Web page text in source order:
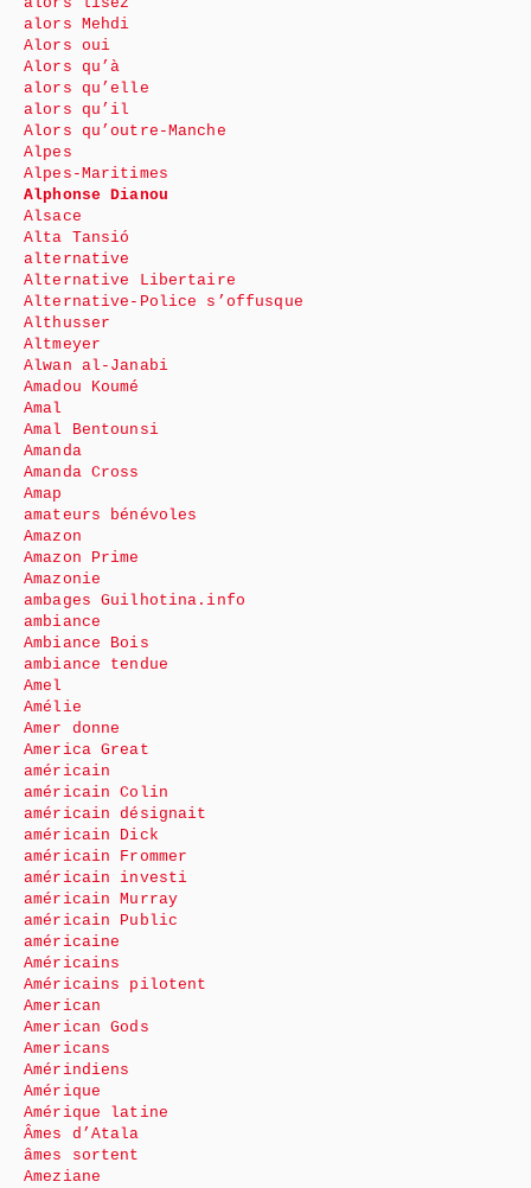
alors Mehdi
Alors oui
Alors qu’à
alors qu’elle
alors qu’il
Alors qu’outre-Manche
Alpes
Alpes-Maritimes
Alphonse Dianou
Alsace
Alta Tansió
alternative
Alternative Libertaire
Alternative-Police s’offusque
Althusser
Altmeyer
Alwan al-Janabi
Amadou Koumé
Amal
Amal Bentounsi
Amanda
Amanda Cross
Amap
amateurs bénévoles
Amazon
Amazon Prime
Amazonie
ambages Guilhotina.info
ambiance
Ambiance Bois
ambiance tendue
Amel
Amélie
Amer donne
America Great
américain
américain Colin
américain désignait
américain Dick
américain Frommer
américain investi
américain Murray
américain Public
américaine
Américains
Américains pilotent
American
American Gods
Americans
Amérindiens
Amérique
Amérique latine
Âmes d’Atala
âmes sortent
Ameziane